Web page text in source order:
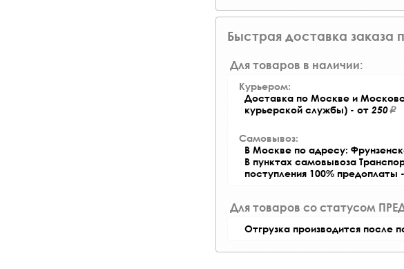
Быстрая доставка заказа
Для товаров в наличии:
Курьером:
Доставка по Москве и
курьерской службы) - от 250
Самовывоз:
В Москве по адресу:
В пунктах самовывоза
поступления 100% предоплаты
Для товаров со статусом
Отгрузка производится после